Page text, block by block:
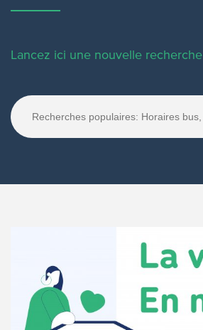
Lancez ici une nouvelle recherche